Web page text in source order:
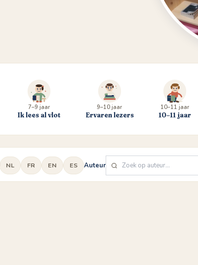
7–9 jaar
Ik lees al vlot
9–10 jaar
Ervaren lezers
10–11 jaar
10–11 jaar
NL FR EN ES Auteur